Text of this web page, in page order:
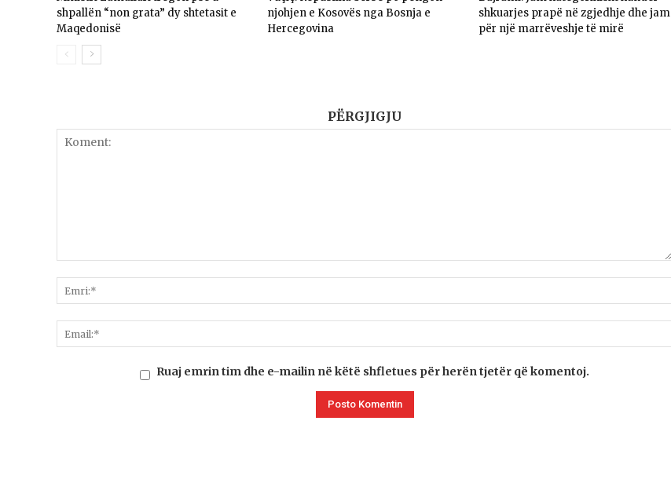
shpallën “non grata” dy shtetasit e
Maqedonisë
njohjen e Kosovës nga Bosnja e
Hercegovina
shkuarjes prapë në zgjedhje dhe jam
për një marrëveshje të mirë
PËRGJIGJU
Ruaj emrin tim dhe e-mailin në këtë shfletues për herën tjetër që komentoj.